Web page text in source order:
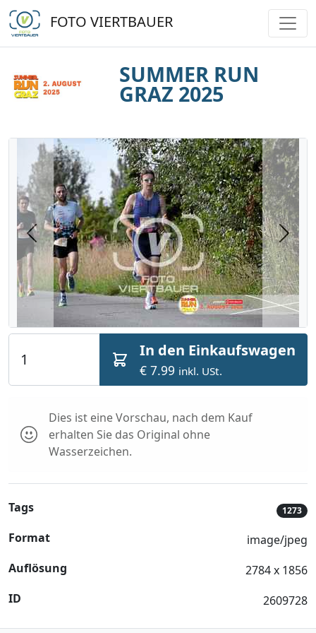
FOTO VIERTBAUER
SUMMER RUN
GRAZ 2025
Previous Next
In den Einkaufswagen
€ 7.99 inkl. USt.
Dies ist eine Vorschau, nach dem Kauf
erhalten Sie das Original ohne
Wasserzeichen.
Tags 1273
Format
image/jpeg
Auflösung
2784 x 1856
ID
2609728